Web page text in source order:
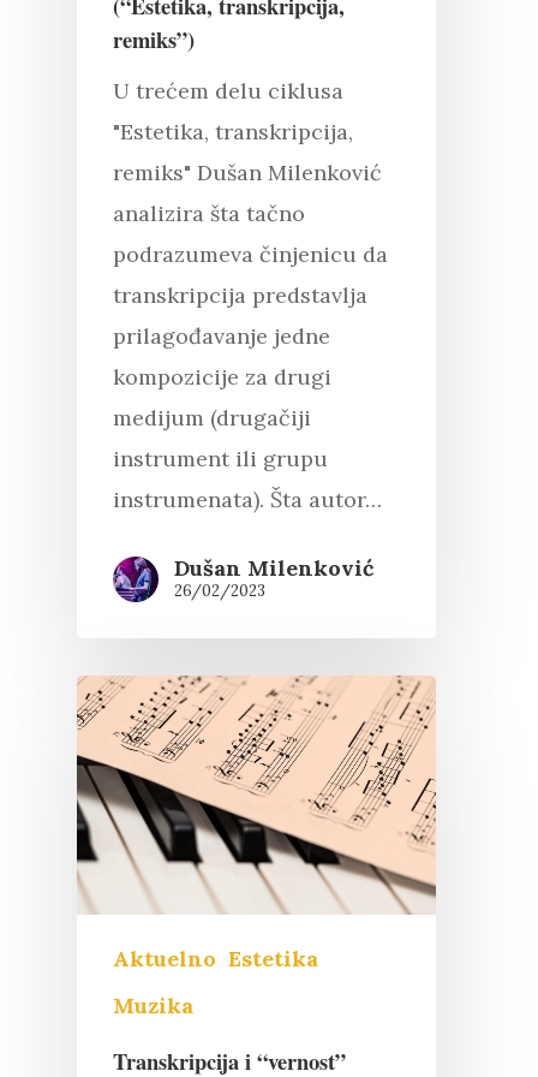
remiks”)
U trećem delu ciklusa
"Estetika, transkripcija,
remiks" Dušan Milenković
analizira šta tačno
podrazumeva činjenicu da
transkripcija predstavlja
prilagođavanje jedne
kompozicije za drugi
medijum (drugačiji
instrument ili grupu
instrumenata). Šta autor…
Dušan Milenković
26/02/2023
Aktuelno Estetika
Muzika
Transkripcija i “vernost”